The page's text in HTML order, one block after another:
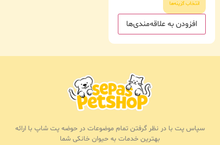
انتخاب گزینه‌ها
افزودن به علاقه‌مندی‌ها
سپاس پت با در نظر گرفتن تمام موضوعات در حوضه پت شاپ با ارائه
بهترین خدمات به حیوان خانکی شما